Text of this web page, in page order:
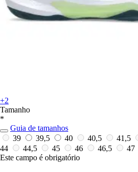
+2
Tamanho
*
Guia de tamanhos
39
39,5 40 40,5 41,5
44
44,5 45 46 46,5 47
Este campo é obrigatório